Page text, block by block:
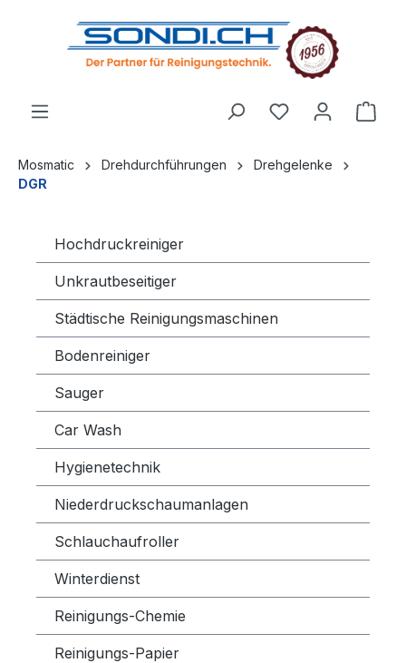
springen
Mosmatic Drehdurchführungen
Drehgelenke
DGR
Hochdruckreiniger
Unkrautbeseitiger
Städtische Reinigungsmaschinen
Bodenreiniger
Sauger
Car Wash
Hygienetechnik
Niederdruckschaumanlagen
Schlauchaufroller
Winterdienst
Reinigungs-Chemie
Reinigungs-Papier